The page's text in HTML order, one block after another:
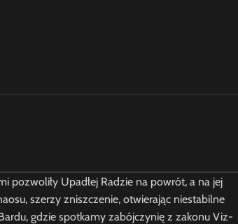
pozwoliły Upadłej Radzie na powrót, a na jej
szerzy zniszczenie, otwierając niestabilne
gdzie spotkamy zabójczynię z zakonu Viz-